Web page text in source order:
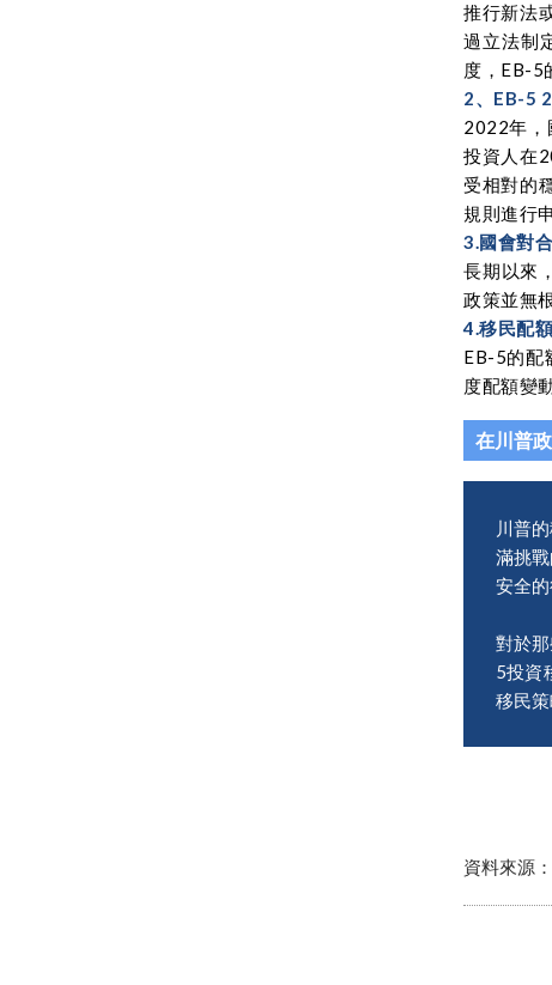
推行新法
過立法制
度，EB-5
2、EB-5
2022年，
投資人在
受相對的
規則進行
3.國會對
長期以來
政策並無
4.移民配
EB-5的配
度配額變
在川普
川普
滿挑
安全的
對於
5投資
移民策
資料來源